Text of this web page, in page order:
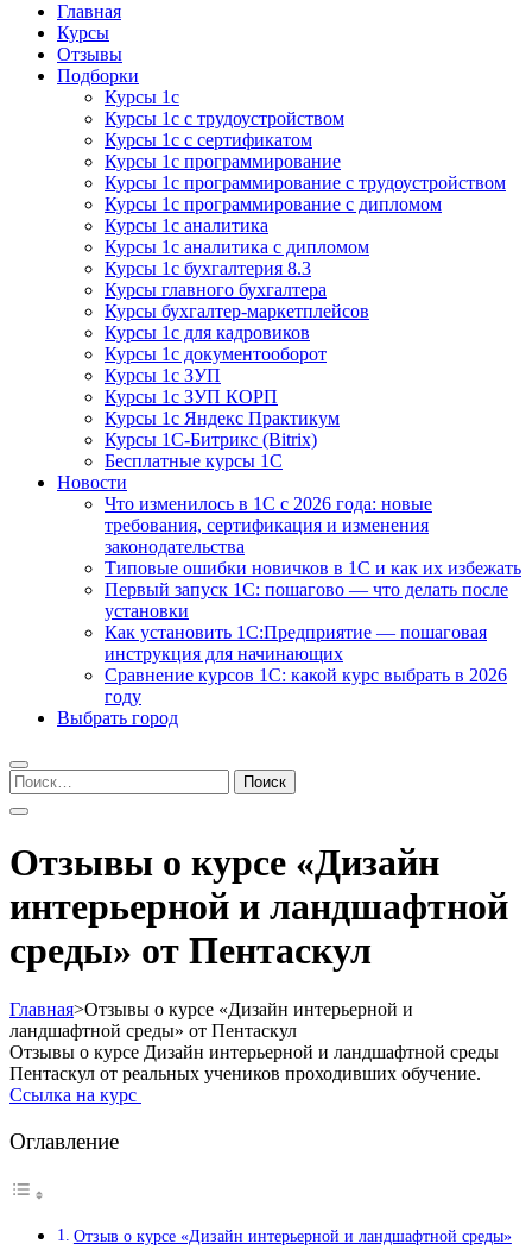
Курсы 1С
Курсы 1С официальная сертификация
Главная
Курсы
Отзывы
Подборки
Курсы 1с
Курсы 1с с трудоустройством
Курсы 1с с сертификатом
Курсы 1с программирование
Курсы 1с программирование с трудоустройством
Курсы 1с программирование с дипломом
Курсы 1с аналитика
Курсы 1с аналитика с дипломом
Курсы 1с бухгалтерия 8.3
Курсы главного бухгалтера
Курсы бухгалтер-маркетплейсов
Курсы 1с для кадровиков
Курсы 1с документооборот
Курсы 1с ЗУП
Курсы 1с ЗУП КОРП
Курсы 1с Яндекс Практикум
Курсы 1С-Битрикс (Bitrix)
Бесплатные курсы 1С
Новости
Что изменилось в 1С с 2026 года: новые
требования, сертификация и изменения
законодательства
Типовые ошибки новичков в 1С и как их избежать
Первый запуск 1С: пошагово — что делать после
установки
Как установить 1С:Предприятие — пошаговая
инструкция для начинающих
Сравнение курсов 1С: какой курс выбрать в 2026
году
Выбрать город
Найти:
Отзывы о курсе «Дизайн
интерьерной и ландшафтной
среды» от Пентаскул
Главная>Отзывы о курсе «Дизайн интерьерной и
ландшафтной среды» от Пентаскул
Отзывы о курсе Дизайн интерьерной и ландшафтной среды
Пентаскул от реальных учеников проходивших обучение.
Ссылка на курс
Оглавление
Отзыв о курсе «Дизайн интерьерной и ландшафтной среды»